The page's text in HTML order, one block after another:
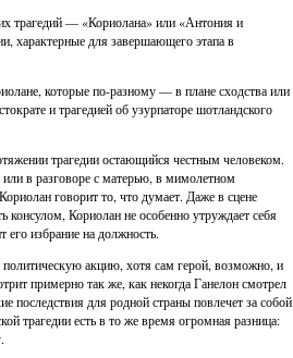
трагедий — «Кориолана» или «Антония и
характерные для завершающего этапа в
которые по-разному — в плане сходства или
и трагедией об узурпаторе шотландского
трагедии остающийся честным человеком.
в разговоре с матерью, в мимолетном
говорит то, что думает. Даже в сцене
консулом, Кориолан не особенно утруждает себя
избрание на должность.
акцию, хотя сам герой, возможно, и
примерно так же, как некогда Ганелон смотрел
последствия для родной страны повлечет за собой
трагедии есть в то же время огромная разница: